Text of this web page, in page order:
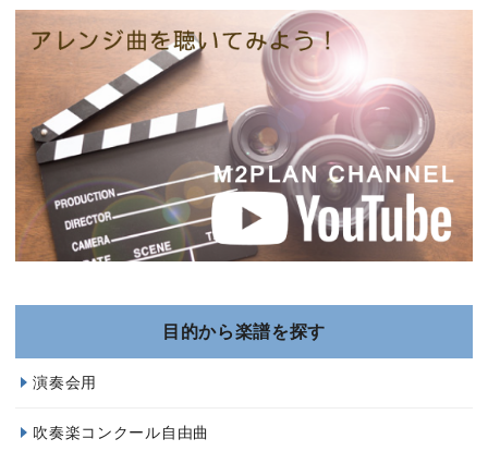
目的から楽譜を探す
演奏会用
吹奏楽コンクール自由曲